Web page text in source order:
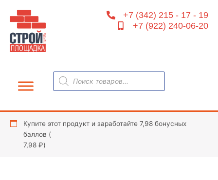
содержимому
+7 (342) 215 - 17 - 19
+7 (922) 240-06-20
Поиск
товаров
Купите этот продукт и заработайте 7,98 бонусных
баллов (
7,98 ₽)